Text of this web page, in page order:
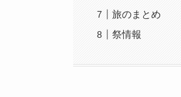
旅のまとめ
祭情報